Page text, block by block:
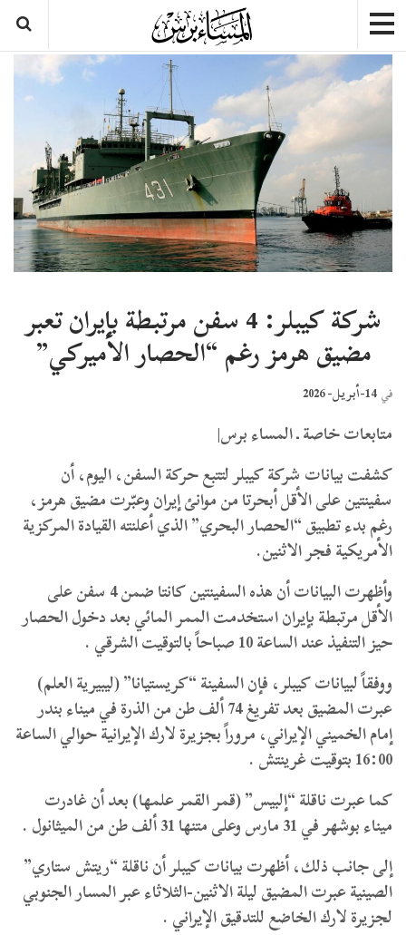
شركة كيبلر: 4 سفن مرتبطة بإيران تعبر
مضيق هرمز رغم “الحصار الأميركي”
في 14-أبريل- 2026
متابعات خاصة ـ المساء برس|
كشفت بيانات شركة كيبلر لتتبع حركة السفن، اليوم، أن
سفينتين على الأقل أبحرتا من موانئ إيران وعبّرت مضيق هرمز،
رغم بدء تطبيق “الحصار البحري” الذي أعلنته القيادة المركزية
الأمريكية فجر الاثنين.
وأظهرت البيانات أن هذه السفينتين كانتا ضمن 4 سفن على
الأقل مرتبطة بإيران استخدمت الممر المائي بعد دخول الحصار
حيز التنفيذ عند الساعة 10 صباحاً بالتوقيت الشرقي .
ووفقاً لبيانات كيبلر، فإن السفينة “كريستيانا” (ليبيرية العلم)
عبرت المضيق بعد تفريغ 74 ألف طن من الذرة في ميناء بندر
إمام الخميني الإيراني، مروراً بجزيرة لارك الإيرانية حوالي الساعة
16:00 بتوقيت غرينتش .
كما عبرت ناقلة “إلبيس” (قمر القمر علمها) بعد أن غادرت
ميناء بوشهر في 31 مارس وعلى متنها 31 ألف طن من الميثانول .
إلى جانب ذلك، أظهرت بيانات كيبلر أن ناقلة “ريتش ستاري”
الصينية عبرت المضيق ليلة الاثنين-الثلاثاء عبر المسار الجنوبي
لجزيرة لارك الخاضع للتدقيق الإيراني .